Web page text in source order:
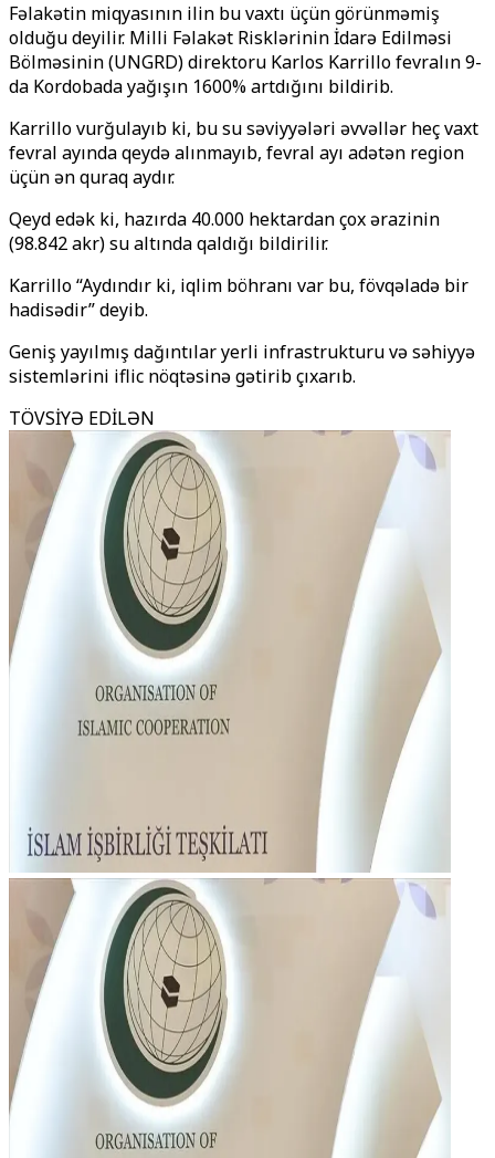
Fəlakətin miqyasının ilin bu vaxtı üçün görünməmiş
olduğu deyilir. Milli Fəlakət Risklərinin İdarə Edilməsi
Bölməsinin (UNGRD) direktoru Karlos Karrillo fevralın 9-
da Kordobada yağışın 1600% artdığını bildirib.
Karrillo vurğulayıb ki, bu su səviyyələri əvvəllər heç vaxt
fevral ayında qeydə alınmayıb, fevral ayı adətən region
üçün ən quraq aydır.
Qeyd edək ki, hazırda 40.000 hektardan çox ərazinin
(98.842 akr) su altında qaldığı bildirilir.
Karrillo “Aydındır ki, iqlim böhranı var bu, fövqəladə bir
hadisədir” deyib.
Geniş yayılmış dağıntılar yerli infrastrukturu və səhiyyə
sistemlərini iflic nöqtəsinə gətirib çıxarıb.
TÖVSİYƏ EDİLƏN